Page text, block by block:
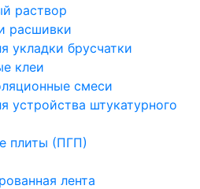
раствор
расшивки
укладки брусчатки
клеи
смеси
устройства штукатурного
плиты (ПГП)
лента